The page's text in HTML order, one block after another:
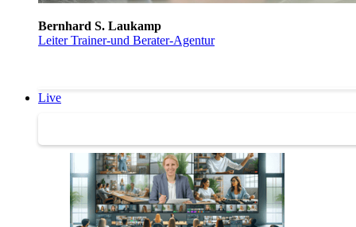
Bernhard S. Laukamp
Leiter Trainer-und Berater-Agentur
Live